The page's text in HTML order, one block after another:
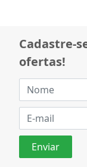
Cadastre-
ofertas!